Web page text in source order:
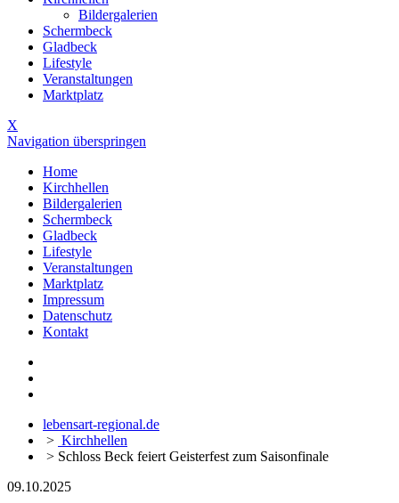
Bildergalerien
Schermbeck
Gladbeck
Lifestyle
Veranstaltungen
Marktplatz
X
Navigation überspringen
Home
Kirchhellen
Bildergalerien
Schermbeck
Gladbeck
Lifestyle
Veranstaltungen
Marktplatz
Impressum
Datenschutz
Kontakt
lebensart-regional.de
> Kirchhellen
> Schloss Beck feiert Geisterfest zum Saisonfinale
09.10.2025